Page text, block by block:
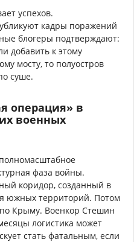
успехов.
кадры поражений
блогеры подтверждают:
добавить к этому
мосту, то полуостров
суше.
операция» в
военных
фаза войны.
коридор, созданный в
южных территорий. Потом
Крыму. Военкор Стешин
логистика может
стать фатальным, если